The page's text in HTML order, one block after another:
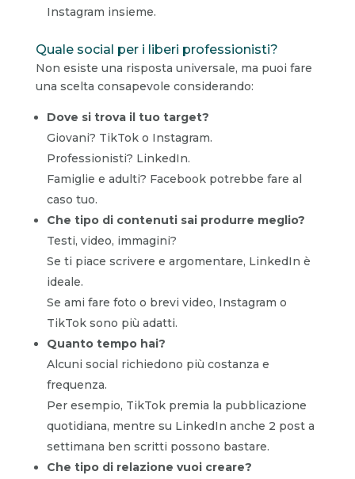
Instagram insieme.
Quale social per i liberi professionisti?
Non esiste una risposta universale, ma puoi fare
una scelta consapevole considerando:
Dove si trova il tuo target?
Giovani? TikTok o Instagram.
Professionisti? LinkedIn.
Famiglie e adulti? Facebook potrebbe fare al
caso tuo.
Che tipo di contenuti sai produrre meglio?
Testi, video, immagini?
Se ti piace scrivere e argomentare, LinkedIn è
ideale.
Se ami fare foto o brevi video, Instagram o
TikTok sono più adatti.
Quanto tempo hai?
Alcuni social richiedono più costanza e
frequenza.
Per esempio, TikTok premia la pubblicazione
quotidiana, mentre su LinkedIn anche 2 post a
settimana ben scritti possono bastare.
Che tipo di relazione vuoi creare?